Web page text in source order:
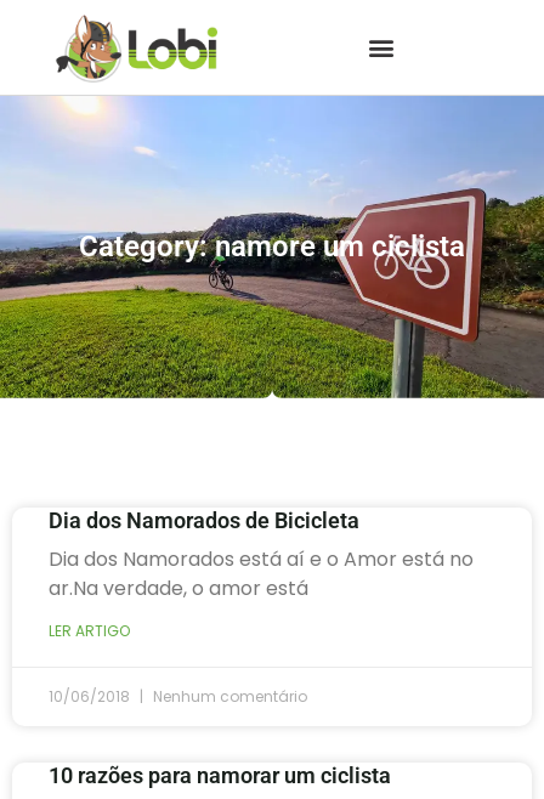
Category: namore um ciclista
Dia dos Namorados de Bicicleta
Dia dos Namorados está aí e o Amor está no
ar.Na verdade, o amor está
LER ARTIGO
10/06/2018 Nenhum comentário
10 razões para namorar um ciclista